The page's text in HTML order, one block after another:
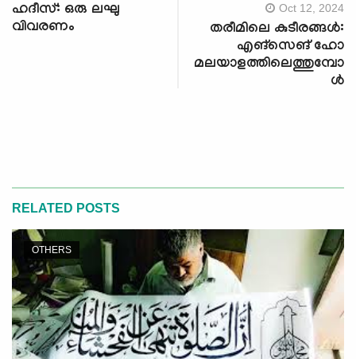
ഹദീസ്: ഒരു ലഘു
വിവരണം
Oct 12, 2024
തരീമിലെ കുടീരങ്ങൾ:
എങ്സെങ് ഹോ
മലയാളത്തിലെത്തുമ്പോ
ള്‍
RELATED POSTS
OTHERS